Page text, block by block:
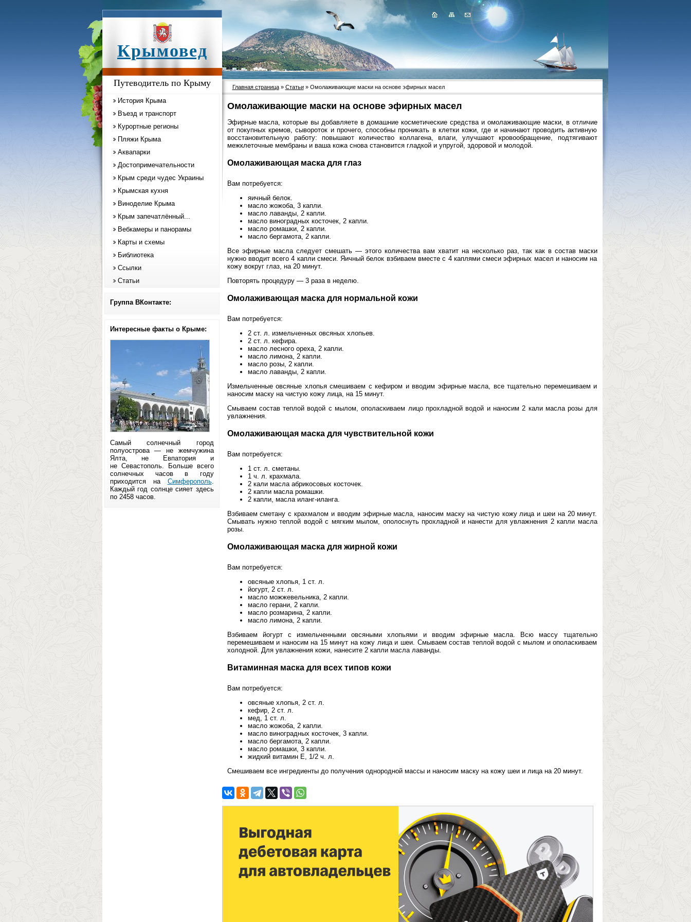
Крымовед
Путеводитель по Крыму
История Крыма
Въезд и транспорт
Курортные регионы
Пляжи Крыма
Аквапарки
Достопримечательности
Крым среди чудес Украины
Крымская кухня
Виноделие Крыма
Крым запечатлённый...
Вебкамеры и панорамы
Карты и схемы
Библиотека
Ссылки
Статьи
Группа ВКонтакте:
Интересные факты о Крыме:
Самый солнечный город
полуострова — не жемчужина
Ялта, не Евпатория и
не Севастополь. Больше всего
солнечных часов в году
приходится на Симферополь.
Каждый год солнце сияет здесь
по 2458 часов.
Главная страница» Статьи» Омолаживающие маски на основе эфирных масел
Омолаживающие маски на основе эфирных масел
Эфирные масла, которые вы добавляете в домашние косметические средства и омолаживающие маски, в отличие
от покупных кремов, сывороток и прочего, способны проникать в клетки кожи, где и начинают проводить активную
восстановительную работу: повышают количество коллагена, влаги, улучшают кровообращение, подтягивают
межклеточные мембраны и ваша кожа снова становится гладкой и упругой, здоровой и молодой.
Омолаживающая маска для глаз
Вам потребуется:
яичный белок.
масло жожоба, 3 капли.
масло лаванды, 2 капли.
масло виноградных косточек, 2 капли.
масло ромашки, 2 капли.
масло бергамота, 2 капли.
Все эфирные масла следует смешать — этого количества вам хватит на несколько раз, так как в состав маски
нужно вводит всего 4 капли смеси. Яичный белок взбиваем вместе с 4 каплями смеси эфирных масел и наносим на
кожу вокруг глаз, на 20 минут.
Повторять процедуру — 3 раза в неделю.
Омолаживающая маска для нормальной кожи
Вам потребуется:
2 ст. л. измельченных овсяных хлопьев.
2 ст. л. кефира.
масло лесного ореха, 2 капли.
масло лимона, 2 капли.
масло розы, 2 капли.
масло лаванды, 2 капли.
Измельченные овсяные хлопья смешиваем с кефиром и вводим эфирные масла, все тщательно перемешиваем и
наносим маску на чистую кожу лица, на 15 минут.
Смываем состав теплой водой с мылом, ополаскиваем лицо прохладной водой и наносим 2 кали масла розы для
увлажнения.
Омолаживающая маска для чувствительной кожи
Вам потребуется:
1 ст. л. сметаны.
1 ч. л. крахмала.
2 кали масла абрикосовых косточек.
2 капли масла ромашки.
2 капли, масла иланг-иланга.
Взбиваем сметану с крахмалом и вводим эфирные масла, наносим маску на чистую кожу лица и шеи на 20 минут.
Смывать нужно теплой водой с мягким мылом, ополоснуть прохладной и нанести для увлажнения 2 капли масла
розы.
Омолаживающая маска для жирной кожи
Вам потребуется:
овсяные хлопья, 1 ст. л.
йогурт, 2 ст. л.
масло можжевельника, 2 капли.
масло герани, 2 капли.
масло розмарина, 2 капли.
масло лимона, 2 капли.
Взбиваем йогурт с измельченными овсяными хлопьями и вводим эфирные масла. Всю массу тщательно
перемешиваем и наносим на 15 минут на кожу лица и шеи. Смываем состав теплой водой с мылом и ополаскиваем
холодной. Для увлажнения кожи, нанесите 2 капли масла лаванды.
Витаминная маска для всех типов кожи
Вам потребуется:
овсяные хлопья, 2 ст. л.
кефир, 2 ст. л.
мед, 1 ст. л.
масло жожоба, 2 капли.
масло виноградных косточек, 3 капли.
масло бергамота, 2 капли.
масло ромашки, 3 капли.
жидкий витамин E, 1/2 ч. л.
Смешиваем все ингредиенты до получения однородной массы и наносим маску на кожу шеи и лица на 20 минут.